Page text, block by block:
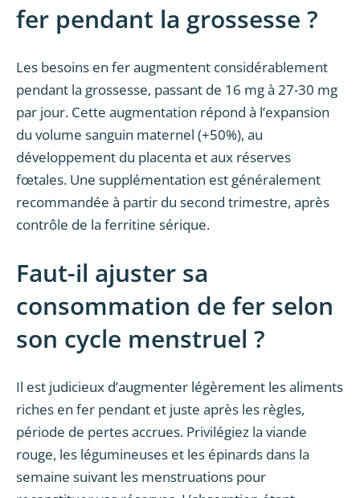
fer pendant la grossesse ?
Les besoins en fer augmentent considérablement
pendant la grossesse, passant de 16 mg à 27-30 mg
par jour. Cette augmentation répond à l’expansion
du volume sanguin maternel (+50%), au
développement du placenta et aux réserves
fœtales. Une supplémentation est généralement
recommandée à partir du second trimestre, après
contrôle de la ferritine sérique.
Faut-il ajuster sa
consommation de fer selon
son cycle menstruel ?
Il est judicieux d’augmenter légèrement les aliments
riches en fer pendant et juste après les règles,
période de pertes accrues. Privilégiez la viande
rouge, les légumineuses et les épinards dans la
semaine suivant les menstruations pour